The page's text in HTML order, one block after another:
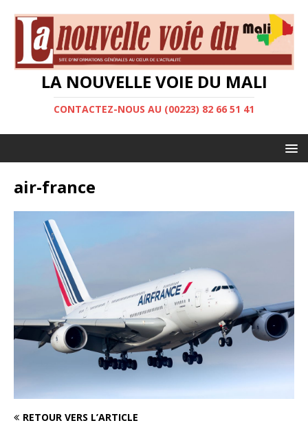
LA NOUVELLE VOIE DU MALI
CONTACTEZ-NOUS AU (00223) 82 66 51 41
air-france
RETOUR VERS L’ARTICLE